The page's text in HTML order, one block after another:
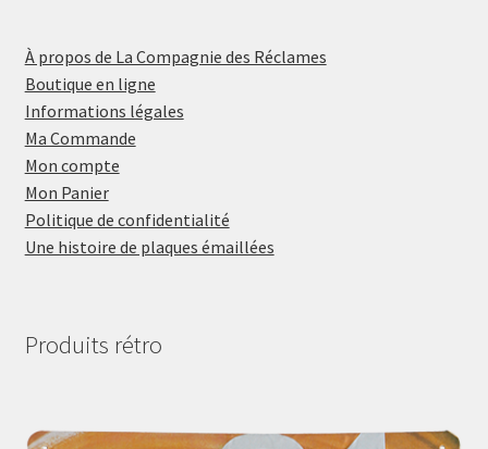
À propos de La Compagnie des Réclames
Boutique en ligne
Informations légales
Ma Commande
Mon compte
Mon Panier
Politique de confidentialité
Une histoire de plaques émaillées
Produits rétro